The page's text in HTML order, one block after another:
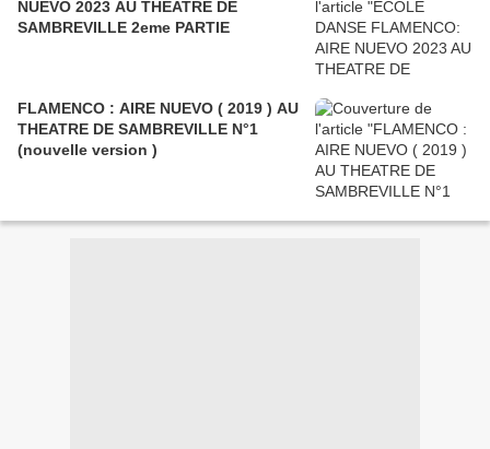
NUEVO 2023 AU THEATRE DE
SAMBREVILLE 2eme PARTIE
FLAMENCO : AIRE NUEVO ( 2019 ) AU
THEATRE DE SAMBREVILLE N°1
(nouvelle version )